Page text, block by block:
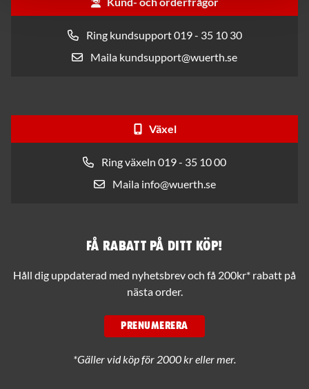
Ring kundsupport 019 - 35 10 30
Maila kundsupport@wuerth.se
Växel
Ring växeln 019 - 35 10 00
Maila info@wuerth.se
Få rabatt på ditt köp!
Håll dig uppdaterad med nyhetsbrev och få 200kr* rabatt på
nästa order.
PRENUMERERA
*Gäller vid köp för 2000 kr eller mer.